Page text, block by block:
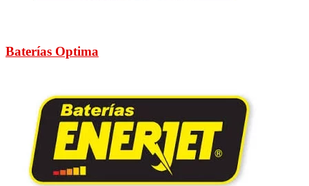
Baterías Optima